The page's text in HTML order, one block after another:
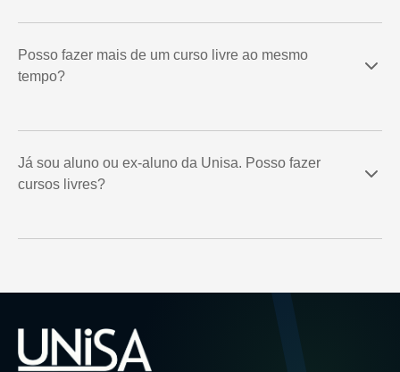
Posso fazer mais de um curso livre ao mesmo
tempo?
Já sou aluno ou ex-aluno da Unisa. Posso fazer
cursos livres?